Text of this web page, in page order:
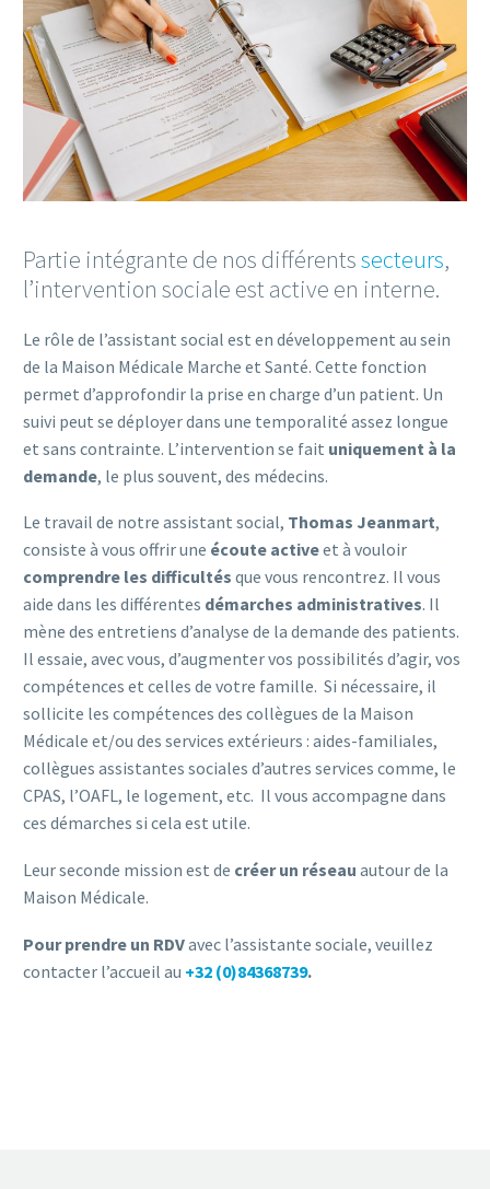
Partie intégrante de nos différentssecteurs,
l’intervention sociale est active en interne.
Le rôle de l’assistant social est en développement au sein
de la Maison Médicale Marche et Santé. Cette fonction
permet d’approfondir la prise en charge d’un patient. Un
suivi peut se déployer dans une temporalité assez longue
et sans contrainte. L’intervention se fait uniquement à la
demande, le plus souvent, des médecins.
Le travail de notre assistant social, Thomas Jeanmart,
consiste à vous offrir une écoute activeet à vouloir
comprendre les difficultés que vous rencontrez. Il vous
aide dans les différentes démarches administratives. Il
mène des entretiens d’analyse de la demande des patients.
Il essaie, avec vous, d’augmenter vos possibilités d’agir, vos
compétences et celles de votre famille. Si nécessaire, il
sollicite les compétences des collègues de la Maison
Médicale et/ou des services extérieurs : aides-familiales,
collègues assistantes sociales d’autres services comme, le
CPAS, l’OAFL, le logement, etc. Il vous accompagne dans
ces démarches si cela est utile.
Leur seconde mission est de créer un réseau autour de la
Maison Médicale.
Pour prendre un RDVavec l’assistante sociale, veuillez
contacter l’accueil au +32 (0)84368739.